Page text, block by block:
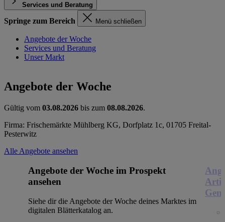
Services und Beratung
Springe zum Bereich Menü schließen
Angebote der Woche
Services und Beratung
Unser Markt
Angebote der Woche
Gültig vom 03.08.2026 bis zum 08.08.2026.
Firma: Frischemärkte Mühlberg KG, Dorfplatz 1c, 01705 Freital-
Pesterwitz
Alle Angebote ansehen
Angebote der Woche im Prospekt
ansehen
Siehe dir die Angebote der Woche deines Marktes im
digitalen Blätterkatalog an.